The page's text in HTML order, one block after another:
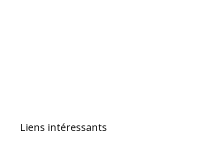
Liens intéressants